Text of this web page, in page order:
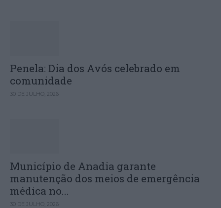
Penela: Dia dos Avós celebrado em
comunidade
30 DE JULHO, 2026
Município de Anadia garante
manutenção dos meios de emergência
médica no...
30 DE JULHO, 2026